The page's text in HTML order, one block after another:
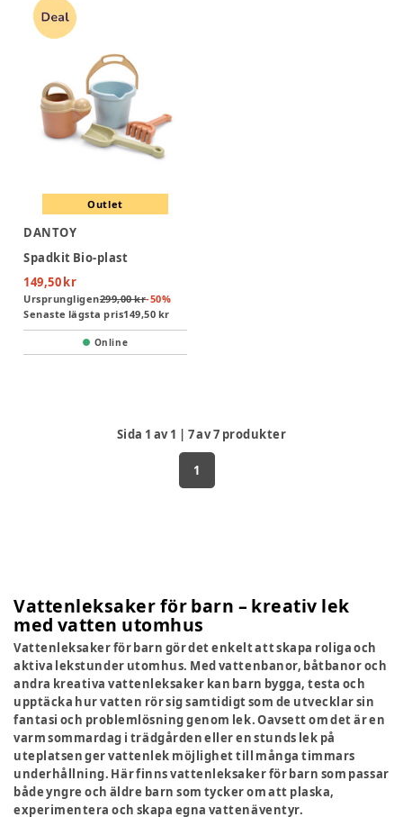
Outlet
DANTOY
Spadkit Bio-plast
149,50 kr
Ursprungligen299,00 kr-50%
Senaste lägsta pris149,50 kr
Online
Sida 1 av1 | 7av7 produkter
1
Vattenleksaker för barn – kreativ lek
med vatten utomhus
Vattenleksaker för barn gör det enkelt att skapa roliga och
aktiva lekstunder utomhus. Med vattenbanor, båtbanor och
andra kreativa vattenleksaker kan barn bygga, testa och
upptäcka hur vatten rör sig samtidigt som de utvecklar sin
fantasi och problemlösning genom lek. Oavsett om det är en
varm sommardag i trädgården eller en stunds lek på
uteplatsen ger vattenlek möjlighet till många timmars
underhållning. Här finns vattenleksaker för barn som passar
både yngre och äldre barn som tycker om att plaska,
experimentera och skapa egna vattenäventyr.